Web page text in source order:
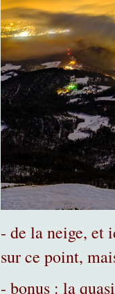
- de la neige, et
sur ce point,
- bonus : la